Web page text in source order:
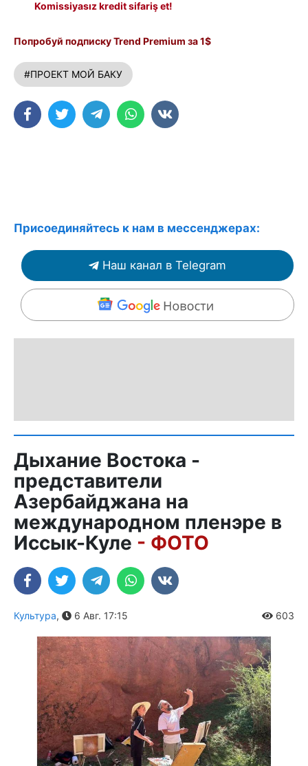
Komissiyasız kredit sifariş et!
Попробуй подписку Trend Premium за 1$
#ПРОЕКТ МОЙ БАКУ
Присоединяйтесь к нам в мессенджерах:
Наш канал в Telegram
Дыхание Востока -
представители
Азербайджана на
международном пленэре в
Иссык-Куле - ФОТО
Культура, 6 Авг. 17:15 603